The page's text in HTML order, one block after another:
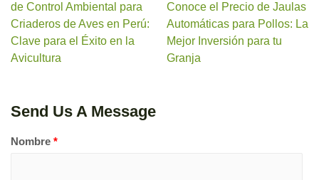
de Control Ambiental para
Criaderos de Aves en Perú:
Clave para el Éxito en la
Avicultura
Conoce el Precio de Jaulas
Automáticas para Pollos: La
Mejor Inversión para tu
Granja
Send Us A Message
Nombre *